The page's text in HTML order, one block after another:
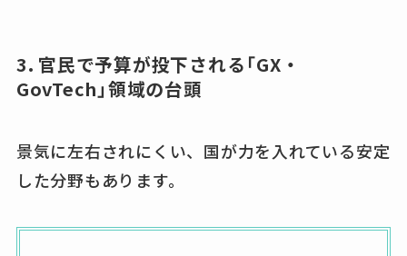
3. 官民で予算が投下される「GX・
GovTech」領域の台頭
景気に左右されにくい、国が力を入れている安定
した分野もあります。